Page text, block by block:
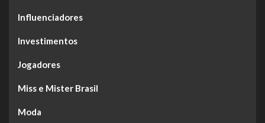
Influenciadores
Investimentos
Jogadores
Miss e Mister Brasil
Moda